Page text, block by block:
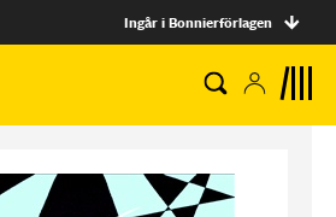
Ingår i Bonnierförlagen